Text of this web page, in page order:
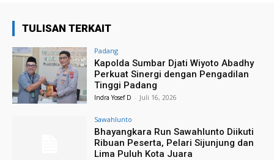
TULISAN TERKAIT
Padang
Kapolda Sumbar Djati Wiyoto Abadhy
Perkuat Sinergi dengan Pengadilan
Tinggi Padang
Indra Yosef D - Juli 16, 2026
Sawahlunto
Bhayangkara Run Sawahlunto Diikuti
Ribuan Peserta, Pelari Sijunjung dan
Lima Puluh Kota Juara